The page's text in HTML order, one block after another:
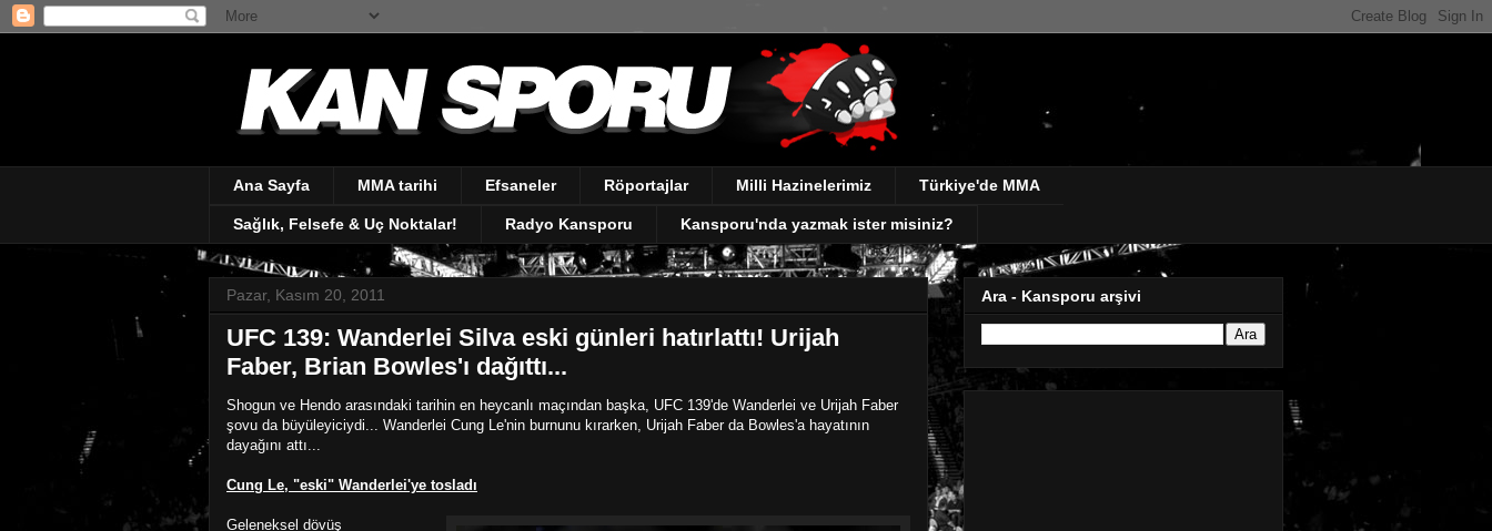
Ana Sayfa MMA tarihi Efsaneler Röportajlar Milli Hazinelerimiz Türkiye'de MMA
Sağlık, Felsefe & Uç Noktalar! Radyo Kansporu Kansporu'nda yazmak ister misiniz?
Pazar, Kasım 20, 2011
UFC 139: Wanderlei Silva eski günleri hatırlattı! Urijah
Faber, Brian Bowles'ı dağıttı...
Shogun ve Hendo arasındaki tarihin en heycanlı maçından başka, UFC 139'de Wanderlei ve Urijah Faber
şovu da büyüleyiciydi... Wanderlei Cung Le'nin burnunu kırarken, Urijah Faber da Bowles'a hayatının
dayağını attı...
Cung Le, "eski" Wanderlei'ye tosladı
Geleneksel dövüş
Ara - Kansporu arşivi